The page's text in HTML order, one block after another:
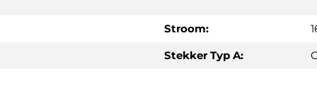
Stroom:
Stekker Typ A: